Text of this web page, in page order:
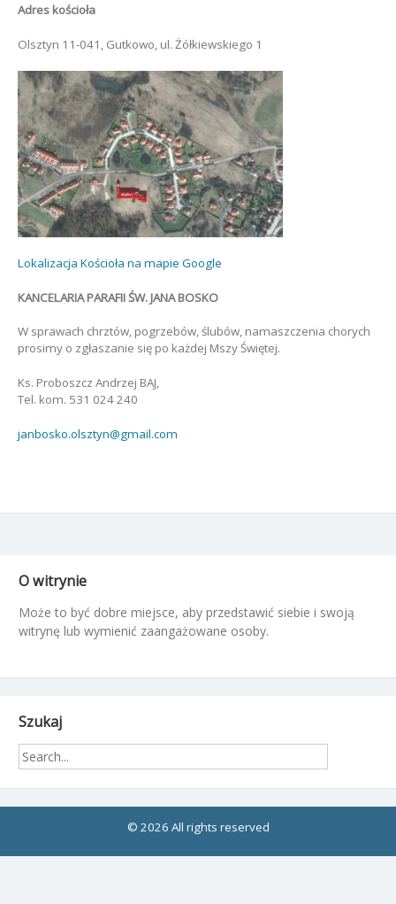
Adres kościoła
Olsztyn 11-041, Gutkowo, ul. Żółkiewskiego 1
Lokalizacja Kościoła na mapie Google
KANCELARIA PARAFII ŚW. JANA BOSKO
W sprawach chrztów, pogrzebów, ślubów, namaszczenia chorych
prosimy o zgłaszanie się po każdej Mszy Świętej.
Ks. Proboszcz Andrzej BAJ,
Tel. kom. 531 024 240
janbosko.olsztyn@gmail.com
O witrynie
Może to być dobre miejsce, aby przedstawić siebie i swoją
witrynę lub wymienić zaangażowane osoby.
Szukaj
© 2026 All rights reserved